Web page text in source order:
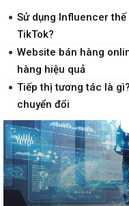
Sử dụng Influencer
TikTok?
Website bán hàng
hàng hiệu quả
Tiếp thị tương tác là
chuyển đổi